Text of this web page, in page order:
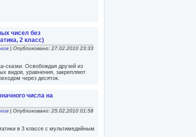
чисел без
2 класс)
| Опубликовано: 27.02.2010 23:33
сказки. Освобождая друзей из
видов, уравнения, закрепляют
через десяток.
числа на
| Опубликовано: 25.02.2010 01:58
в 3 классе с мультимедийным